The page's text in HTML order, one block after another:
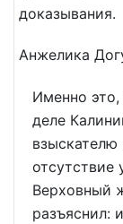
доказывания.
Анжелика
Именно
деле
взыскателю
отсутствие
Верховный
разъяснил: